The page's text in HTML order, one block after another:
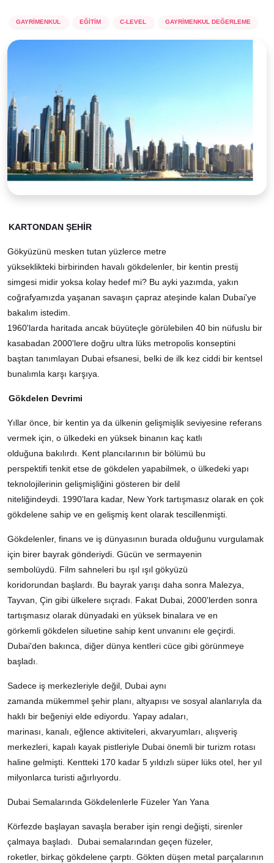
GAYRİMENKUL EĞİTİM C-LEVEL GAYRİMENKUL DEĞERLEME
KARTONDAN ŞEHİR
Gökyüzünü mesken tutan yüzlerce metre
yükseklikteki birbirinden havalı gökdelenler, bir kentin prestij
simgesi midir yoksa kolay hedef mi? Bu ayki yazımda, yakın
coğrafyamızda yaşanan savaşın çapraz ateşinde kalan Dubai'ye
bakalım istedim.
1960'larda haritada ancak büyüteçle görülebilen 40 bin nüfuslu bir
kasabadan 2000'lere doğru ultra lüks metropolis konseptini
baştan tanımlayan Dubai efsanesi, belki de ilk kez ciddi bir kentsel
bunalımla karşı karşıya.
Gökdelen Devrimi
Yıllar önce, bir kentin ya da ülkenin gelişmişlik seviyesine referans
vermek için, o ülkedeki en yüksek binanın kaç katlı
olduğuna bakılırdı. Kent plancılarının bir bölümü bu
perspektifi tenkit etse de gökdelen yapabilmek, o ülkedeki yapı
teknolojilerinin gelişmişliğini gösteren bir delil
niteliğindeydi. 1990'lara kadar, New York tartışmasız olarak en çok
gökdelene sahip ve en gelişmiş kent olarak tescillenmişti.
Gökdelenler, finans ve iş dünyasının burada olduğunu vurgulamak
için birer bayrak gönderiydi. Gücün ve sermayenin
sembolüydü. Film sahneleri bu ışıl ışıl gökyüzü
koridorundan başlardı. Bu bayrak yarışı daha sonra Malezya,
Tayvan, Çin gibi ülkelere sıçradı. Fakat Dubai, 2000'lerden sonra
tartışmasız olarak dünyadaki en yüksek binalara ve en
görkemli gökdelen siluetine sahip kent unvanını ele geçirdi.
Dubai'den bakınca, diğer dünya kentleri cüce gibi görünmeye
başladı.
Sadece iş merkezleriyle değil, Dubai aynı
zamanda mükemmel şehir planı, altyapısı ve sosyal alanlarıyla da
haklı bir beğeniyi elde ediyordu. Yapay adaları,
marinası, kanalı, eğlence aktiviteleri, akvaryumları, alışveriş
merkezleri, kapalı kayak pistleriyle Dubai önemli bir turizm rotası
haline gelmişti. Kentteki 170 kadar 5 yıldızlı süper lüks otel, her yıl
milyonlarca turisti ağırlıyordu.
Dubai Semalarında Gökdelenlerle Füzeler Yan Yana
Körfezde başlayan savaşla beraber işin rengi değişti, sirenler
çalmaya başladı. Dubai semalarından geçen füzeler,
roketler, birkaç gökdelene çarptı. Gökten düşen metal parçalarının